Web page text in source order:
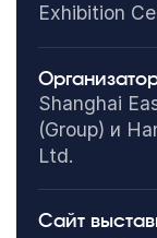
Exhibition
Shanghai
(Group) и
Ltd.
Сайт